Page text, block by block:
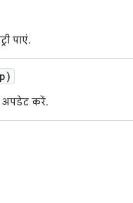
पाएं.
अपडेट करें.